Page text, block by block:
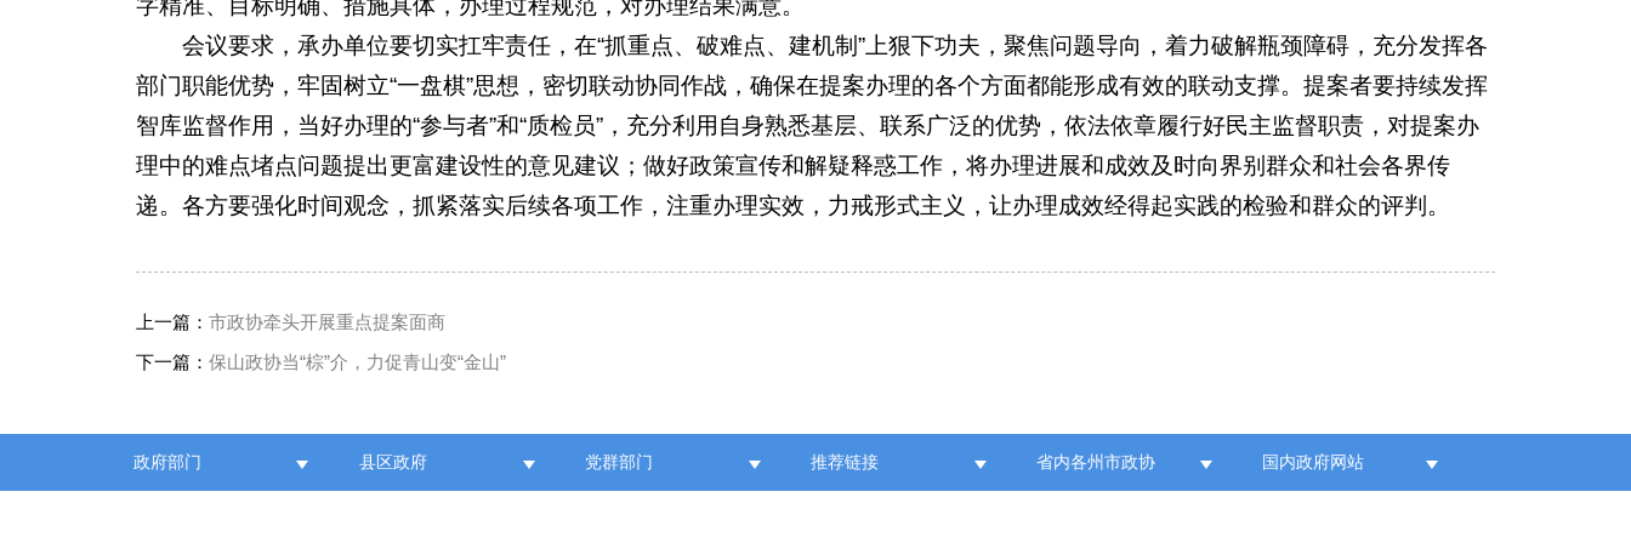
字精准、目标明确、措施具体，办理过程规范，对办理结果满意。
会议要求，承办单位要切实扛牢责任，在“抓重点、破难点、建机制”上狠下功夫，聚焦问题导向，着力破解瓶颈障碍，充分发挥各
部门职能优势，牢固树立“一盘棋”思想，密切联动协同作战，确保在提案办理的各个方面都能形成有效的联动支撑。提案者要持续发挥
智库监督作用，当好办理的“参与者”和“质检员”，充分利用自身熟悉基层、联系广泛的优势，依法依章履行好民主监督职责，对提案办
理中的难点堵点问题提出更富建设性的意见建议；做好政策宣传和解疑释惑工作，将办理进展和成效及时向界别群众和社会各界传
递。各方要强化时间观念，抓紧落实后续各项工作，注重办理实效，力戒形式主义，让办理成效经得起实践的检验和群众的评判。
上一篇：市政协牵头开展重点提案面商
下一篇：保山政协当“棕”介，力促青山变“金山”
政府部门 县区政府 党群部门 推荐链接 省内各州市政协 国内政府网站